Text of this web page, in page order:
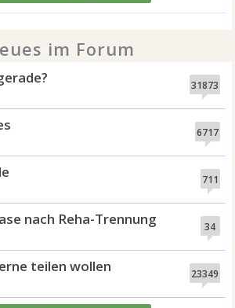
im Forum
31873
6717
711
34
nach Reha-Trennung
23349
teilen wollen